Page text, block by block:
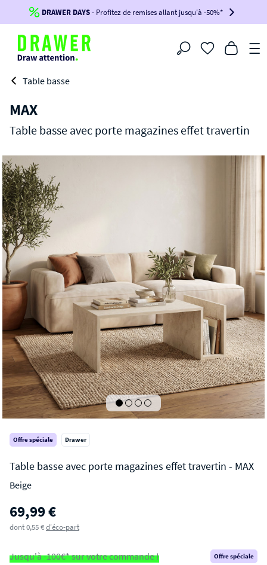
Jusqu'à-100€*sur votre commande !
BIKINI100
-voir conditions en bas de page-
DRAWER DAYS- Profitez de remises allant jusqu'à -50%*
Filtrer
Table basse
MAX
Table basse avec porte magazines effet travertin
Offre spéciale Drawer
MAX
Table basse avec porte magazines effet travertin
Beige
69,99 €
dont 0,55 €d'éco-part
Jusqu'à -100€* sur votre commande ! Offre spéciale